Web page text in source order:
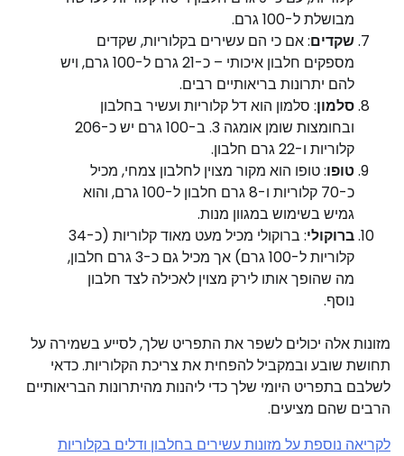
מבושלת ל-100 גרם.
שקדים: אם כי הם עשירים בקלוריות, שקדים
מספקים חלבון איכותי – כ-21 גרם ל-100 גרם, ויש
להם יתרונות בריאותיים רבים.
סלמון: סלמון הוא דל קלוריות ועשיר בחלבון
ובחומצות שומן אומגה 3. ב-100 גרם יש כ-206
קלוריות ו-22 גרם חלבון.
טופו: טופו הוא מקור מצוין לחלבון צמחי, מכיל
כ-70 קלוריות ו-8 גרם חלבון ל-100 גרם, והוא
גמיש בשימוש במגוון מנות.
ברוקולי
: ברוקולי מכיל מעט מאוד קלוריות (כ-34
קלוריות ל-100 גרם) אך מכיל גם כ-3 גרם חלבון,
מה שהופך אותו לירק מצוין לאכילה לצד חלבון
נוסף.
מזונות אלה יכולים לשפר את התפריט שלך, לסייע בשמירה על
תחושת שובע ובמקביל להפחית את צריכת הקלוריות. כדאי
לשלבם בתפריט היומי שלך כדי ליהנות מהיתרונות הבריאותיים
הרבים שהם מציעים.
לקריאה נוספת על מזונות עשירים בחלבון ודלים בקלוריות